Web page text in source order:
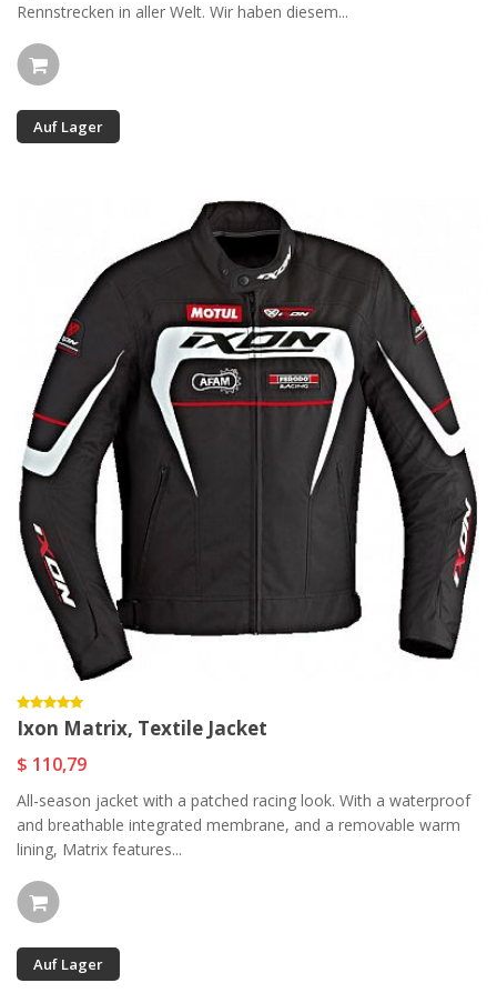
Rennstrecken in aller Welt. Wir haben diesem...
Auf Lager
Ixon Matrix, Textile Jacket
$ 110,79
All-season jacket with a patched racing look. With a waterproof
and breathable integrated membrane, and a removable warm
lining, Matrix features...
Auf Lager